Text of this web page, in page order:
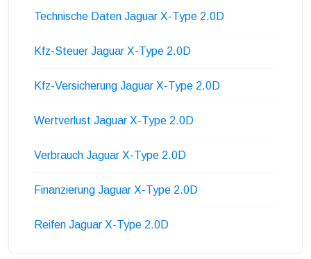
Technische Daten Jaguar X-Type 2.0D
Kfz-Steuer Jaguar X-Type 2.0D
Kfz-Versicherung Jaguar X-Type 2.0D
Wertverlust Jaguar X-Type 2.0D
Verbrauch Jaguar X-Type 2.0D
Finanzierung Jaguar X-Type 2.0D
Reifen Jaguar X-Type 2.0D